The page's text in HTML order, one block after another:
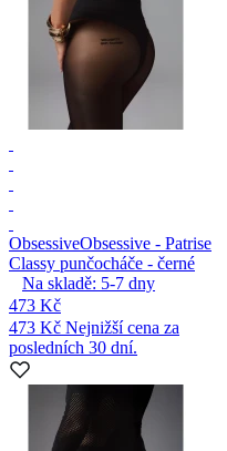
ObsessiveObsessive - Patrise
Classy punčocháče - černé
Na skladě: 5-7 dny
473 Kč
473 Kč Nejnižší cena za
posledních 30 dní.